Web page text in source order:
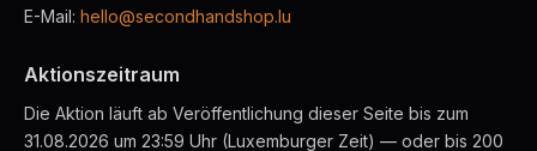
E-Mail: hello@secondhandshop.lu
Aktionszeitraum
Die Aktion läuft ab Veröffentlichung dieser Seite bis zum
31.08.2026 um 23:59 Uhr (Luxemburger Zeit) — oder bis 200